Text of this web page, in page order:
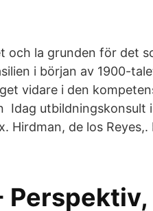
och la grunden för det
i början av 1900-
vidare i den
Idag utbildningskonsult
de los Reyes,.
Perspektiv,